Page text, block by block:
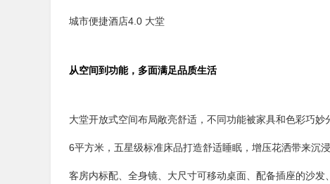
城市便捷酒店4.0 大堂
从空间到功能，多面满足品质生活
大堂开放式空间布局敞亮舒适，不同功能被家具和色彩巧
6平方米，五星级标准床品打造舒适睡眠，增压花洒带来沉
客房内标配、全身镜、大尺寸可移动桌面、配备插座的沙